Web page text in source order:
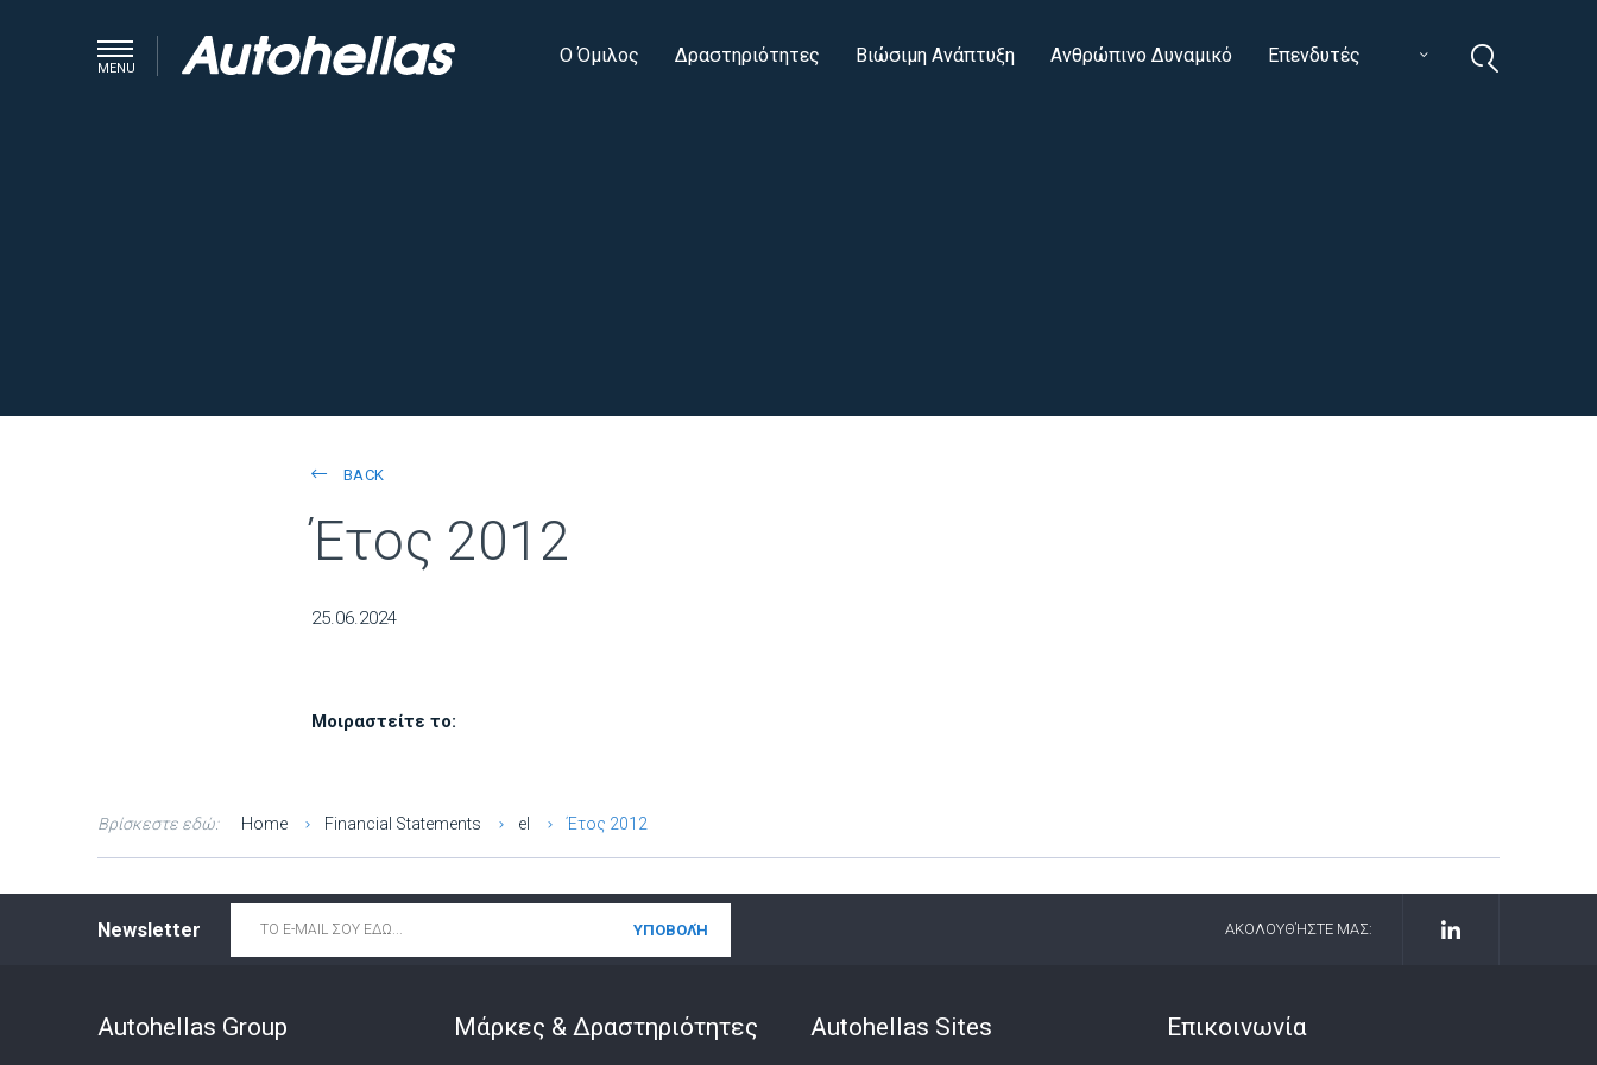
MENU
Ο Όμιλος Δραστηριότητες Βιώσιμη Ανάπτυξη Ανθρώπινο Δυναμικό Επενδυτές
BACK
Έτος 2012
25.06.2024
Μοιραστείτε το:
Βρίσκεστε εδώ: Home Financial Statements el Έτος 2012
Newsletter
ΑΚΟΛΟΥΘΉΣΤΕ ΜΑΣ:
Autohellas Group Μάρκες & Δραστηριότητες Autohellas Sites Επικοινωνία